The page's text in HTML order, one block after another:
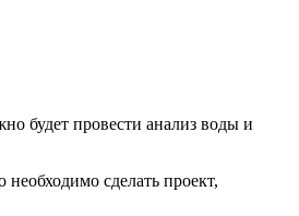
будет провести анализ воды и
сделать проект,